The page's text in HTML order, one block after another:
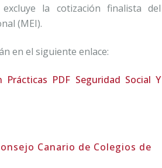
la cotización finalista del
(MEI).
en el siguiente enlace:
Prácticas PDF Seguridad Social Y
Canario de Colegios de